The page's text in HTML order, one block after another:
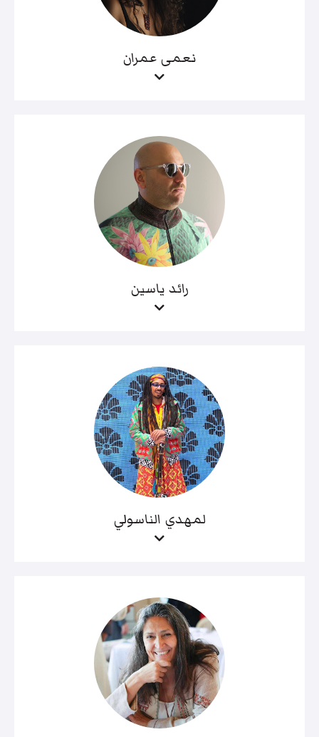
نعمى عمران
رائد ياسين
لمهدي الناسولي